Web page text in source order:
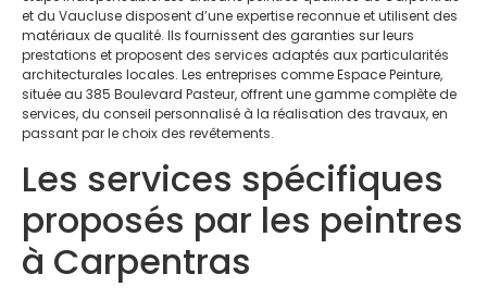
et du Vaucluse disposent d’une expertise reconnue et utilisent des
matériaux de qualité. Ils fournissent des garanties sur leurs
prestations et proposent des services adaptés aux particularités
architecturales locales. Les entreprises comme Espace Peinture,
située au 385 Boulevard Pasteur, offrent une gamme complète de
services, du conseil personnalisé à la réalisation des travaux, en
passant par le choix des revêtements.
Les services spécifiques
proposés par les peintres
à Carpentras